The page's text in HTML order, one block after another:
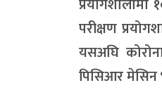
परीक्षण
यसअघि
पिसिआर मेसिन